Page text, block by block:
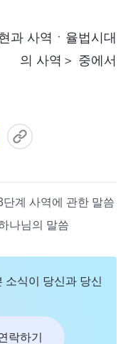
사역ㆍ율법시대
의 사역＞ 중에서
계 사역에 관한 말씀
나님의 말씀
소식이 당신과 당신
락하기